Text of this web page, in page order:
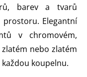
barev a tvarů
Elegantní
v chromovém,
nebo zlatém
koupelnu.